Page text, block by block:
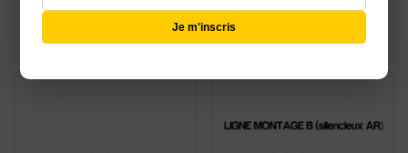
1,99 €
Je m'inscris